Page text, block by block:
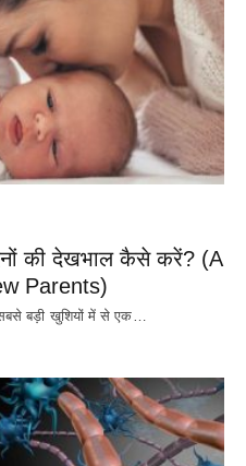
की देखभाल कैसे करें? (A
Parents)
बड़ी खुशियों में से एक…